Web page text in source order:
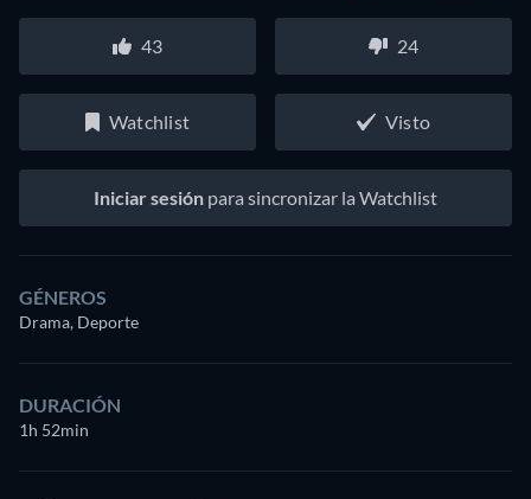
43 24
Watchlist Visto
Iniciar sesión para sincronizar la Watchlist
GÉNEROS
Drama, Deporte
DURACIÓN
1h 52min